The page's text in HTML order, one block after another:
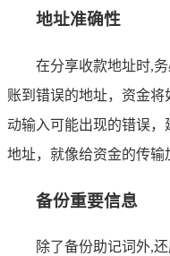
地址准确性
在分享收款地址时,
账到错误的地址，资金
动输入可能出现的错误
地址，就像给资金的传输
备份重要信息
除了备份助记词外,